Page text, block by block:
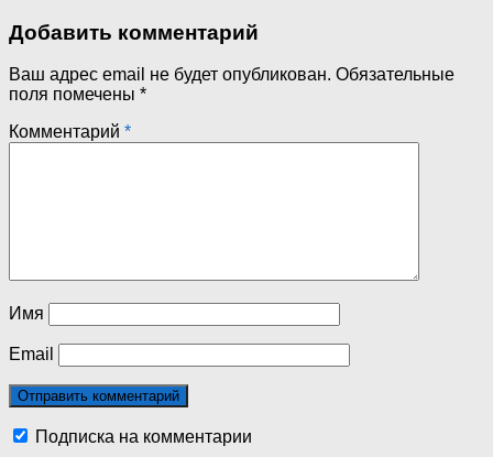
Добавить комментарий
Ваш адрес email не будет опубликован. Обязательные
поля помечены *
Комментарий *
Имя
Email
Подписка на комментарии